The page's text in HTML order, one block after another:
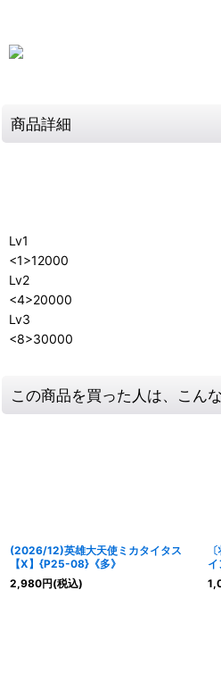
商品詳細
Lv1
<1>12000
Lv2
<4>20000
Lv3
<8>30000
この商品を買った人は、こん
(2026/12)英雄大天使ミカタイタス
【X】{P25-08}《多》
2,980円(税込)
ス